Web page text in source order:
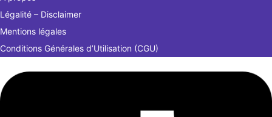
Légalité – Disclaimer
Mentions légales
Conditions Générales d’Utilisation (CGU)